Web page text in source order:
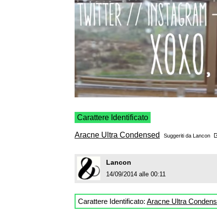
Carattere Identificato
Aracne Ultra Condensed Suggeriti da Lancon
Lancon
14/09/2014 alle 00:11
Carattere Identificato: Aracne Ultra